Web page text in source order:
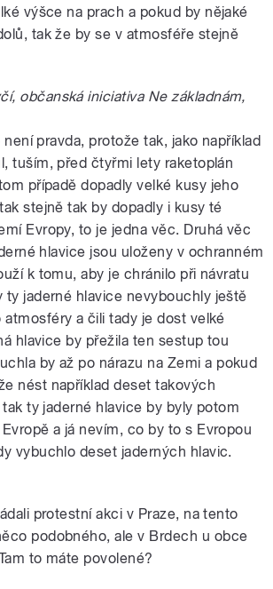
výšce na prach a pokud by nějaké
tak že by se v atmosféře stejně
občanská iniciativa Ne základnám,
pravda, protože tak, jako například
tuším, před čtyřmi lety raketoplán
případě dopadly velké kusy jeho
stejně tak by dopadly i kusy té
Evropy, to je jedna věc. Druhá věc
hlavice jsou uloženy v ochranném
k tomu, aby je chránilo při návratu
ty jaderné hlavice nevybouchly ještě
atmosféry a čili tady je dost velké
hlavice by přežila ten sestup tou
by až po nárazu na Zemi a pokud
nést například deset takových
ty jaderné hlavice by byly potom
a já nevím, co by to s Evropou
vybuchlo deset jaderných hlavic.
protestní akci v Praze, na tento
podobného, ale v Brdech u obce
to máte povolené?